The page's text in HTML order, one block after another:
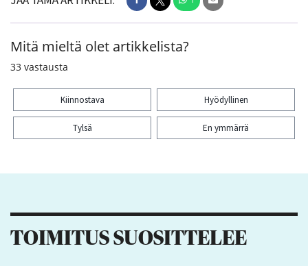
Mitä mieltä olet artikkelista?
33 vastausta
Kiinnostava Hyödyllinen
Tylsä En ymmärrä
TOIMITUS SUOSITTELEE